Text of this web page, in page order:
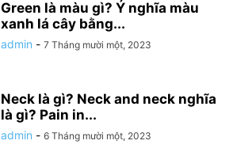
Green là màu gì? Ý nghĩa màu
xanh lá cây bằng...
admin - 7 Tháng mười một, 2023
Neck là gì? Neck and neck nghĩa
là gì? Pain in...
admin - 6 Tháng mười một, 2023